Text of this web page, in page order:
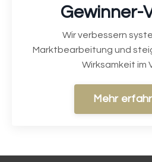
Gewinner-
Wir verbessern
Marktbearbeitung und
Wirksamkeit im
Mehr